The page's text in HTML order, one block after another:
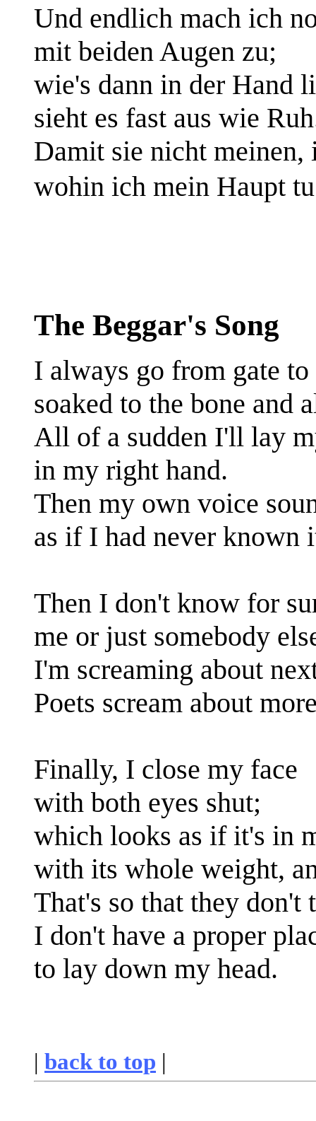
Und endlich mach ich
mit beiden Augen zu;
wie's dann in der Hand
sieht es fast aus wie
Damit sie nicht meinen,
wohin ich mein Haupt
The Beggar's Song
I always go from gate to
soaked to the bone and
All of a sudden I'll lay
in my right hand.
Then my own voice
as if I had never known
Then I don't know for
me or just somebody
I'm screaming about
Poets scream about
Finally, I close my face
with both eyes shut;
which looks as if it's in
with its whole weight,
That's so that they don't
I don't have a proper
to lay down my head.
| back to top |